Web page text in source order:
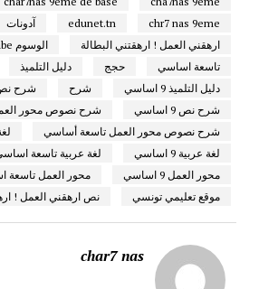
chr7 nas 9eme
edunet.tn
آدونات
ارهقني العمل ! ارهقتني البطالة
الوسوم 9eme arabe
تاسعة اساسي
حجج
دليل التلميذ
دليل التلميذ 9 اساسي
شرح
شرح
شرح نص 9 اساسي
شرح نصوص محور العمل 9
شرح نصوص محور العمل تاسعة أساسي
لغة عربية 9 اساسي
لغة عربية تاسعة
محور العمل 9 اساسي
محور العمل تاسعة
موقع تعليمي تونسي
نص ارهقني العمل !
char7 nas